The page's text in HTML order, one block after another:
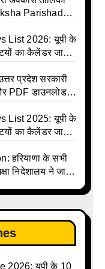
Parishad
2026 | UP Basic
2026 | UP
List 2026: यूपी के
का कैलेंडर जारी |
| UP
| UP
Holidays
प्रदेश सरकारी
PDF डाउनलोड
Holidays List |
List 2025: यूपी के
का कैलेंडर जारी |
| UP
| UP
Holidays
हरियाणा के सभी
निदेशालय ने जारी
2026: यूपी के 10